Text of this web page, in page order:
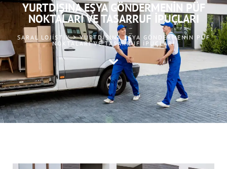
YURTDIŞINA EŞYA GÖNDERMENIN PÜF
NOKTALARI VE TASARRUF İPUÇLARI
SARAL LOJISTIK > YURTDIŞINA EŞYA GÖNDERMENIN PÜF
NOKTALARI VE TASARRUF İPUÇLARI